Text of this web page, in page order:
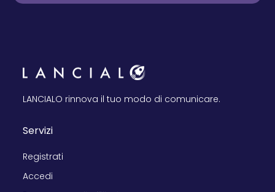
LANCIALO rinnova il tuo modo di comunicare.
Servizi
Registrati
Accedi